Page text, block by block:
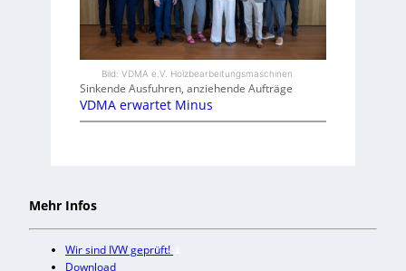
Bild: VDMA e.V. Holzbearbeitungsmaschinen
Sinkende Ausfuhren, anziehende Aufträge
VDMA erwartet Minus
Mehr Infos
Wir sind IVW geprüft!
Download